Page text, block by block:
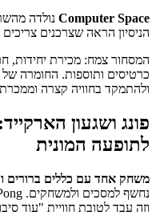
Computer Space
הניסיון הראה שצרכנים
המסחור צמח: מכירת יחידות,
כרטיסים ותוספות. החומרה
ולהתמקד בחוויה קצרה
פונג ושגעון
לתופעה המונית
משחק אחד עם כללים ברורים
וזה עבד לטובת חוויית "עוד